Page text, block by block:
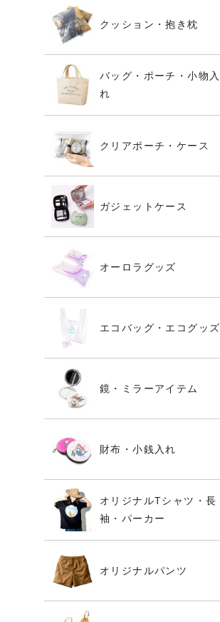
クッション・抱き枕
バッグ・ポーチ・小物入
れ
クリアポーチ・ケース
ガジェットケース
オーロラグッズ
エコバッグ・エコグッズ
鏡・ミラーアイテム
財布・小銭入れ
オリジナルTシャツ・長
袖・パーカー
オリジナルパンツ